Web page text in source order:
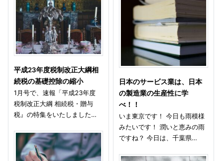
平成23年度税制改正大綱相
続税の基礎控除の縮小
1月号で、速報「平成23年度
税制改正大綱 相続税・贈与
税』の特集をいたしました…
日本のサービス業は、日本
の製造業の生産性に学
べ！！
いま東京です！ 今日も雨模様
みたいです！ 潤いと恵みの雨
ですね？ 今日は、千葉県…